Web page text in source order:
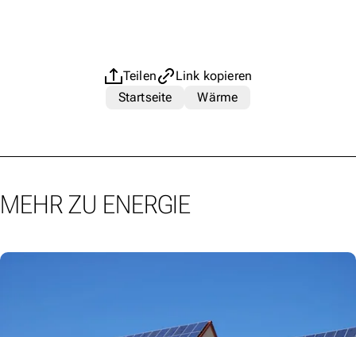
Teilen
Link kopieren
Startseite
Wärme
MEHR ZU ENERGIE